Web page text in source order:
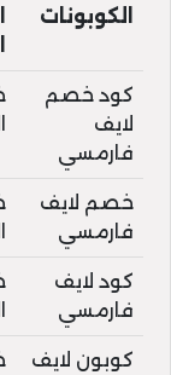
الكوبونات
كود خصم
لايف
فارمسي
خصم لايف
فارمسي
كود لايف
فارمسي
كوبون لايف